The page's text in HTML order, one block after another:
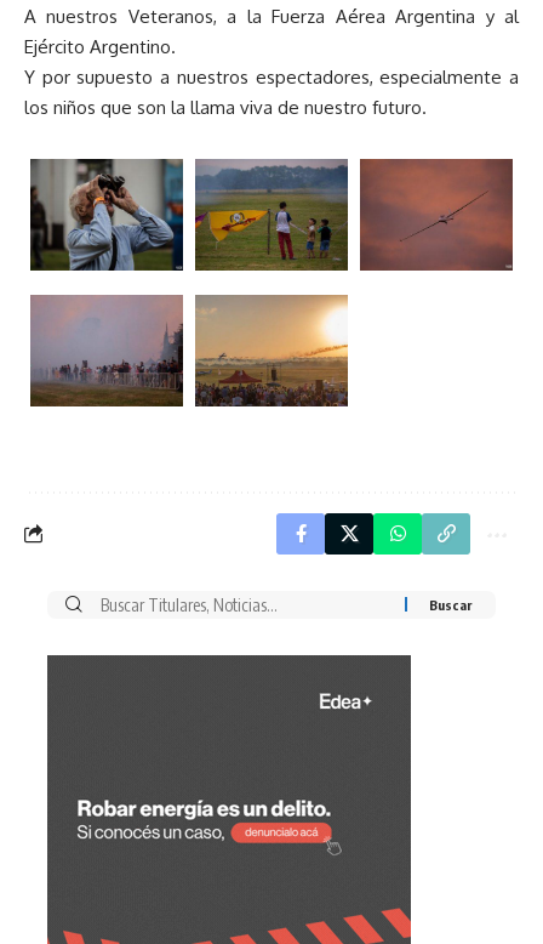
A nuestros Veteranos, a la Fuerza Aérea Argentina y al
Ejército Argentino.
Y por supuesto a nuestros espectadores, especialmente a
los niños que son la llama viva de nuestro futuro.
Buscar